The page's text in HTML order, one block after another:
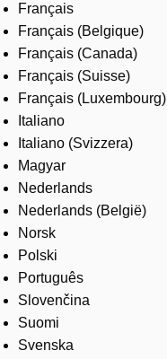
Français
Français (Belgique)
Français (Canada)
Français (Suisse)
Français (Luxembourg)
Italiano
Italiano (Svizzera)
Magyar
Nederlands
Nederlands (België)
Norsk
Polski
Português
Slovenčina
Suomi
Svenska